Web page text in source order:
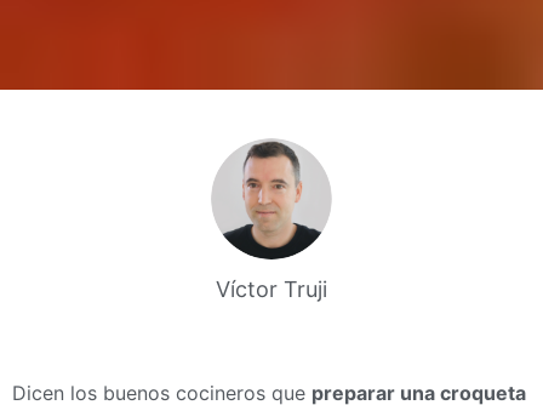
Víctor Truji
Dicen los buenos cocineros que preparar una croqueta